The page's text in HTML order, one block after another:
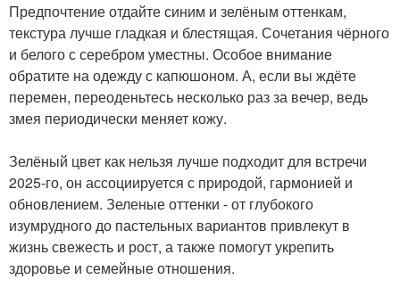
Предпочтение отдайте синим и зелёным оттенкам,
текстура лучше гладкая и блестящая. Сочетания чёрного
и белого с серебром уместны. Особое внимание
обратите на одежду с капюшоном. А, если вы ждёте
перемен, переоденьтесь несколько раз за вечер, ведь
змея периодически меняет кожу.
Зелёный цвет как нельзя лучше подходит для встречи
2025-го, он ассоциируется с природой, гармонией и
обновлением. Зеленые оттенки - от глубокого
изумрудного до пастельных вариантов привлекут в
жизнь свежесть и рост, а также помогут укрепить
здоровье и семейные отношения.